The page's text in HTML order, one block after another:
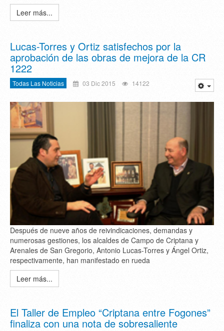
Leer más...
Lucas-Torres y Ortiz satisfechos por la
aprobación de las obras de mejora de la CR
1222
Todas Las Noticias 03 Dic 2015 14122
Después de nueve años de reivindicaciones, demandas y
numerosas gestiones, los alcaldes de Campo de Criptana y
Arenales de San Gregorio, Antonio Lucas-Torres y Ángel Ortiz,
respectivamente, han manifestado en rueda
Leer más...
El Taller de Empleo “Criptana entre Fogones”
finaliza con una nota de sobresaliente